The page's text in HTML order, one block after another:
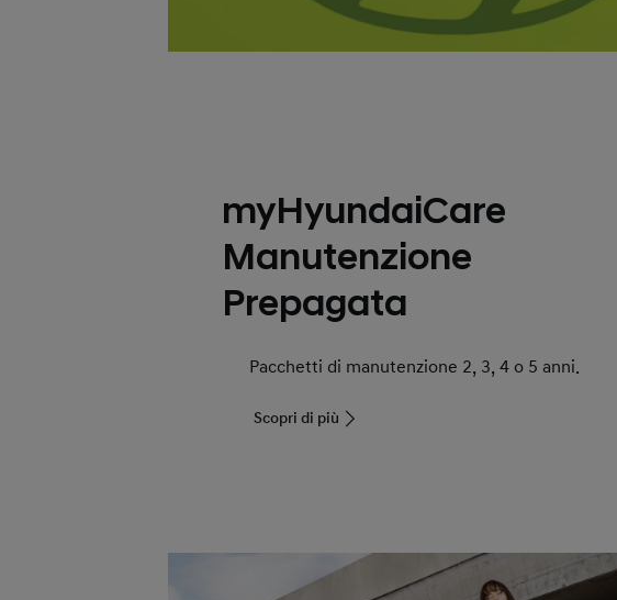
myHyundaiCare
Manutenzione
Prepagata
Pacchetti di manutenzione 2, 3, 4 o 5 anni.
Scopri di più